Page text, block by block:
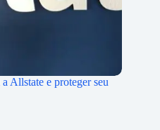
Allstate e proteger seu